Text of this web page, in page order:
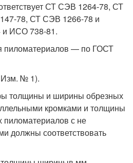
СТ СЭВ 1264-78, СТ
78, СТ СЭВ 1266-78 и
и ИСО 738-81.
пиломатериалов — по ГОСТ
Изм. № 1).
толщины и ширины обрезных
кромками и толщины
пиломатериалов с не
должны соответствовать